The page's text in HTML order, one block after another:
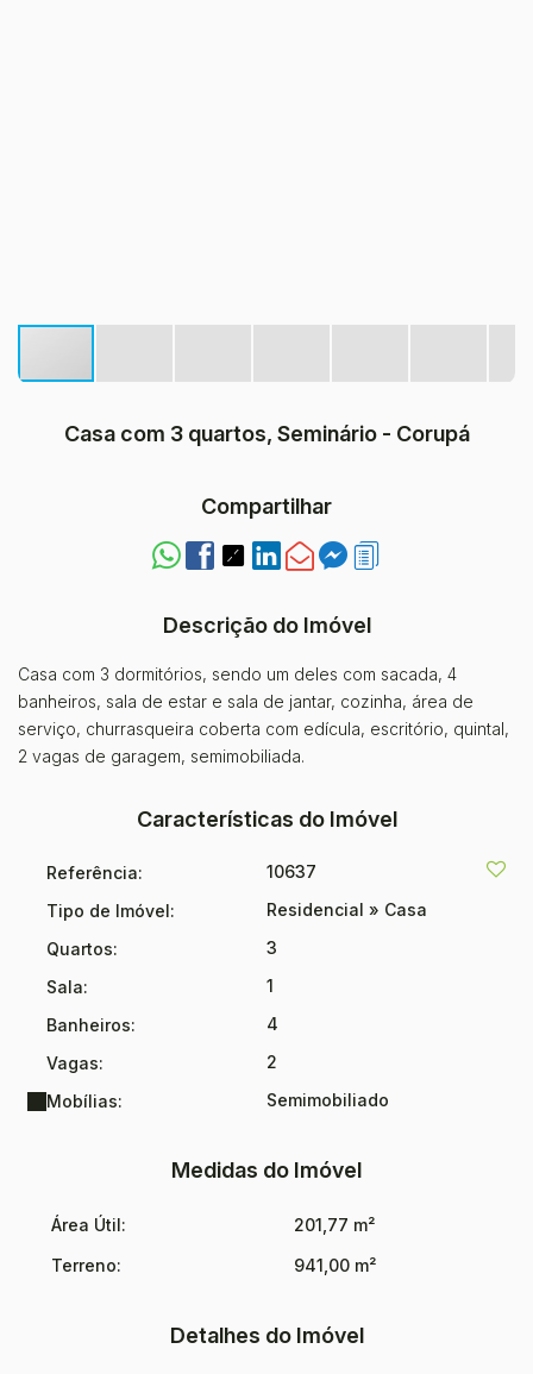
Casa com 3 quartos, Seminário - Corupá
Compartilhar
Descrição do Imóvel
Casa com 3 dormitórios, sendo um deles com sacada, 4
banheiros, sala de estar e sala de jantar, cozinha, área de
serviço, churrasqueira coberta com edícula, escritório, quintal,
2 vagas de garagem, semimobiliada.
Características do Imóvel
Referência:
10637
Tipo de Imóvel:
Residencial » Casa
Quartos:
3
Sala:
1
Banheiros:
4
Vagas:
2
Mobílias:
Semimobiliado
Medidas do Imóvel
Área Útil:
201,77 m²
Terreno:
941,00 m²
Detalhes do Imóvel